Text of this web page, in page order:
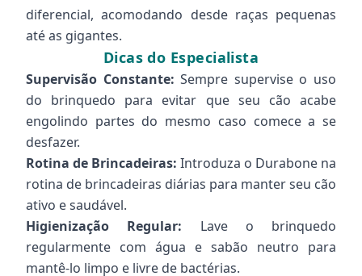
diferencial, acomodando desde raças pequenas
até as gigantes.
Dicas do Especialista
Supervisão Constante: Sempre supervise o uso
do brinquedo para evitar que seu cão acabe
engolindo partes do mesmo caso comece a se
desfazer.
Rotina de Brincadeiras: Introduza o Durabone na
rotina de brincadeiras diárias para manter seu cão
ativo e saudável.
Higienização Regular: Lave o brinquedo
regularmente com água e sabão neutro para
mantê-lo limpo e livre de bactérias.